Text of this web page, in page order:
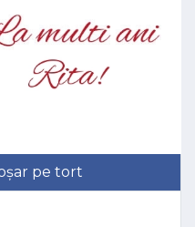
pe tort